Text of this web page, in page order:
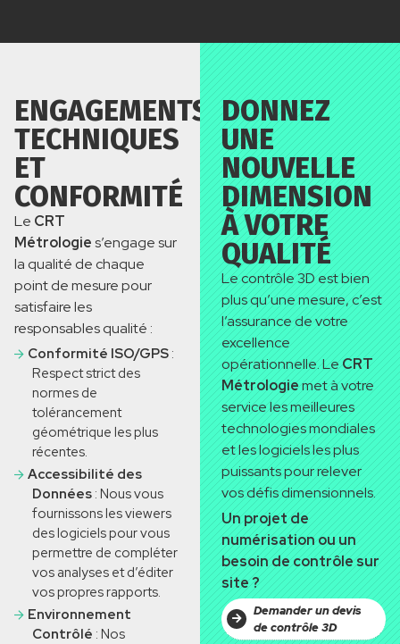
ENGAGEMENTS
TECHNIQUES
ET
CONFORMITÉ
Le CRT
Métrologies’engage sur
la qualité de chaque
point de mesure pour
satisfaireles
responsables qualité :
Conformité ISO/GPS :
Respect strict des
normes de
tolérancement
géométrique les plus
récentes.
Accessibilité des
Données : Nousvous
fournissons les viewers
des logiciels pour vous
permettre de compléter
vos analyses et d’éditer
vos propres rapports.
Environnement
Contrôlé : Nos
DONNEZ
UNE
NOUVELLE
DIMENSION
À VOTRE
QUALITÉ
Le contrôle 3D estbien
plus qu’une mesure, c’est
l’assurance de votre
excellence
opérationnelle. LeCRT
Métrologiemet à votre
service les meilleures
technologies mondiales
et leslogiciels les plus
puissants pour relever
vos défis dimensionnels.
Un projet de
numérisation ou un
besoin de contrôle sur
site ?
Demander un devis
de contrôle 3D